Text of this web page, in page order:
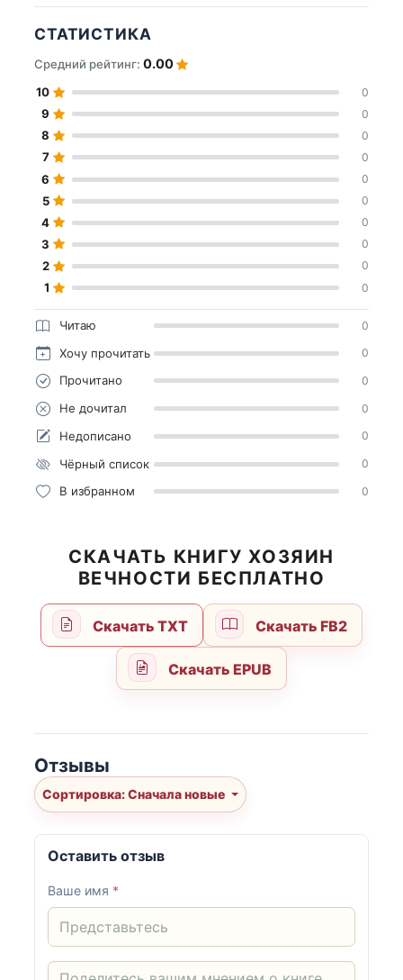
СТАТИСТИКА
Средний рейтинг: 0.00
10 0
9 0
8 0
7 0
6 0
5 0
4 0
3 0
2 0
1 0
Читаю 0
Хочу прочитать 0
Прочитано 0
Не дочитал 0
Недописано 0
Чёрный список 0
В избранном 0
СКАЧАТЬ КНИГУ ХОЗЯИН
ВЕЧНОСТИ БЕСПЛАТНО
Скачать TXT Скачать FB2
Скачать EPUB
Отзывы
Сортировка: Сначала новые
Оставить отзыв
Ваше имя *